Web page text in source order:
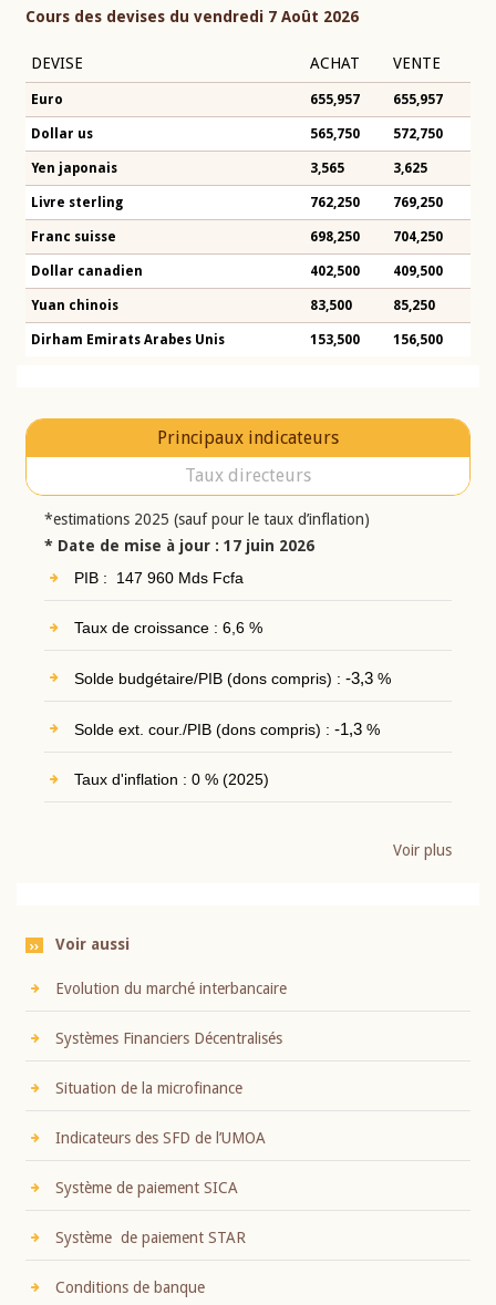
Cours des devises du vendredi 7 Août 2026
DEVISE ACHAT VENTE
Euro 655,957 655,957
Dollar us 565,750 572,750
Yen japonais 3,565 3,625
Livre sterling 762,250 769,250
Franc suisse 698,250 704,250
Dollar canadien 402,500 409,500
Yuan chinois 83,500 85,250
Dirham Emirats Arabes Unis 153,500 156,500
Principaux indicateurs
Taux directeurs
*estimations 2025 (sauf pour le taux d’inflation)
* Date de mise à jour : 17 juin 2026
PIB : 147 960 Mds Fcfa
Taux de croissance : 6,6 %
Solde budgétaire/PIB (dons compris) : -3,3%
Solde ext. cour./PIB (dons compris) : -1,3%
Taux d'inflation : 0 % (2025)
Voir plus
Voir aussi
Evolution du marché interbancaire
Systèmes Financiers Décentralisés
Situation de la microfinance
Indicateurs des SFD de l’UMOA
Système de paiement SICA
Système de paiement STAR
Conditions de banque